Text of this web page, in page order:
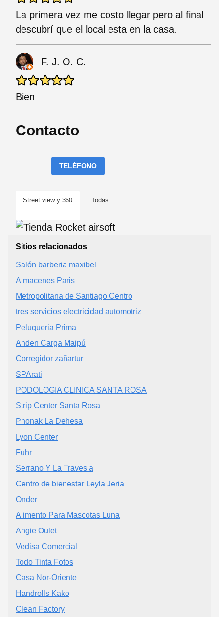
La primera vez me costo llegar pero al final
descubrí que el local esta en la casa.
F. J. O. C.
Bien
Contacto
TELÉFONO
Street view y 360 Todas
Sitios relacionados
Salón barberia maxibel
Almacenes Paris
Metropolitana de Santiago Centro
tres servicios electricidad automotriz
Peluqueria Prima
Anden Carga Maipú
Corregidor zañartur
SPArati
PODOLOGIA CLINICA SANTA ROSA
Strip Center Santa Rosa
Phonak La Dehesa
Lyon Center
Fuhr
Serrano Y La Travesia
Centro de bienestar Leyla Jeria
Onder
Alimento Para Mascotas Luna
Angie Oulet
Vedisa Comercial
Todo Tinta Fotos
Casa Nor-Oriente
Handrolls Kako
Clean Factory